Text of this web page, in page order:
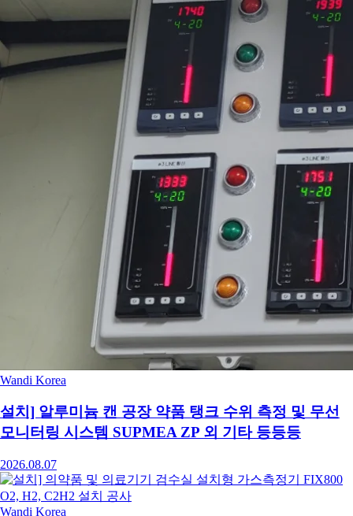
Wandi Korea
설치] 알루미늄 캔 공장 약품 탱크 수위 측정 및 무선
모니터링 시스템 SUPMEA ZP 외 기타 등등등
2026.08.07
Wandi Korea